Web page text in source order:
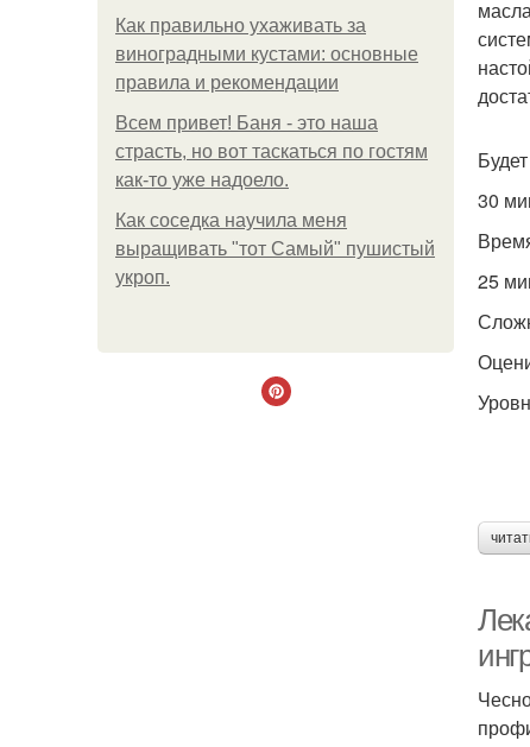
Как правильно ухаживать за
виноградными кустами: основные
правила и рекомендации
Всем привет! Баня - это наша
страсть, но вот таскаться по гостям
как-то уже надоело.
Как соседка научила меня
выращивать "тот Самый" пушистый
укроп.
30
25